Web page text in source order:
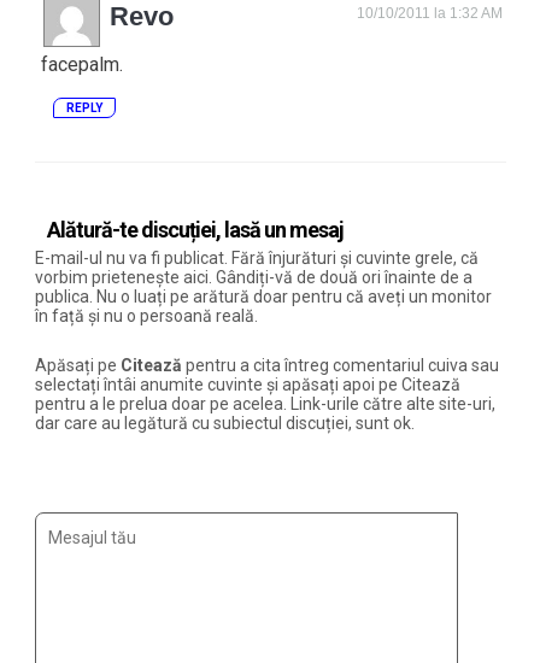
Revo 10/10/2011 la 1:32 AM
facepalm.
REPLY
Alătură-te discuției, lasă un mesaj
E-mail-ul nu va fi publicat. Fără înjurături și cuvinte grele, că
vorbim prietenește aici. Gândiți-vă de două ori înainte de a
publica. Nu o luați pe arătură doar pentru că aveți un monitor
în față și nu o persoană reală.
Apăsați pe Citează pentru a cita întreg comentariul cuiva sau
selectați întâi anumite cuvinte și apăsați apoi pe Citează
pentru a le prelua doar pe acelea. Link-urile către alte site-uri,
dar care au legătură cu subiectul discuției, sunt ok.